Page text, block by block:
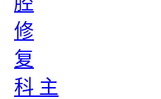
修
复
科 主